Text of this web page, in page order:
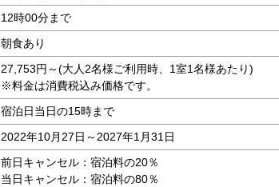
12時00分まで
朝食あり
27,753円～(大人2名様ご利用時、1室1名様あたり)
※料金は消費税込み価格です。
宿泊日当日の15時まで
2022年10月27日～2027年1月31日
前日キャンセル：宿泊料の20％
当日キャンセル：宿泊料の80％